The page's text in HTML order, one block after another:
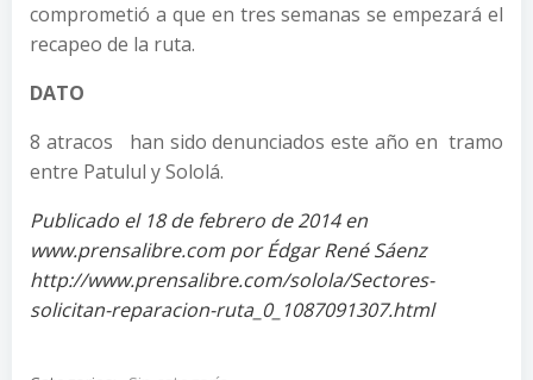
comprometió a que en tres semanas se empezará el
recapeo de la ruta.
DATO
8 atracos han sido denunciados este año en tramo
entre Patulul y Sololá.
Publicado el 18 de febrero de 2014 en
www.prensalibre.com por Édgar René Sáenz
http://www.prensalibre.com/solola/Sectores-
solicitan-reparacion-ruta_0_1087091307.html